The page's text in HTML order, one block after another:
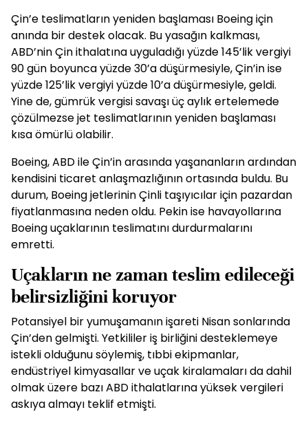
Çin’e teslimatların yeniden başlaması Boeing için
anında bir destek olacak. Bu yasağın kalkması,
ABD’nin Çin ithalatına uyguladığı yüzde 145’lik vergiyi
90 gün boyunca yüzde 30’a düşürmesiyle, Çin’in ise
yüzde 125’lik vergiyi yüzde 10’a düşürmesiyle, geldi.
Yine de, gümrük vergisi savaşı üç aylık ertelemede
çözülmezse jet teslimatlarının yeniden başlaması
kısa ömürlü olabilir.
Boeing, ABD ile Çin’in arasında yaşananların ardından
kendisini ticaret anlaşmazlığının ortasında buldu. Bu
durum, Boeing jetlerinin Çinli taşıyıcılar için pazardan
fiyatlanmasına neden oldu. Pekin ise havayollarına
Boeing uçaklarının teslimatını durdurmalarını
emretti.
Uçakların ne zaman teslim edileceği
belirsizliğini koruyor
Potansiyel bir yumuşamanın işareti Nisan sonlarında
Çin’den gelmişti. Yetkililer iş birliğini desteklemeye
istekli olduğunu söylemiş, tıbbi ekipmanlar,
endüstriyel kimyasallar ve uçak kiralamaları da dahil
olmak üzere bazı ABD ithalatlarına yüksek vergileri
askıya almayı teklif etmişti.